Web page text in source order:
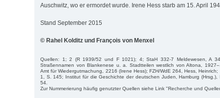
Auschwitz, wo er ermordet wurde. Irene Hess starb am 15. April
Stand September 2015
© Rahel Kolditz und François von Menxel
Quellen: 1; 2 (R 1939/52 und F 1021); 4; StaH 332-7 Meldewesen, A
Straßennamen von Blankenese u. a. Stadtteilen westlich von Altona,
Amt für Wiedergutmachung, 2216 (Irene Hess); FZH/WdE 264, Hess,
1, S. 145; Institut für die Geschichte der deutschen Juden, Hamburg (Hrsg.),
54.
Zur Nummerierung häufig genutzter Quellen siehe Link "Recherche und